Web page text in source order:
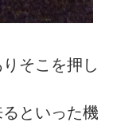
そこを押し
といった機